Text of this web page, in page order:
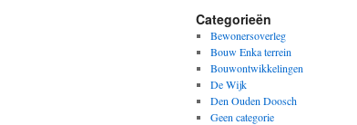
Categorieën
Bewonersoverleg
Bouw Enka terrein
Bouwontwikkelingen
De Wijk
Den Ouden Doosch
Geen categorie